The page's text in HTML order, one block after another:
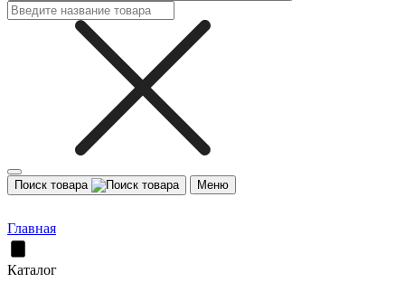
Поиск товара Меню
Главная
Каталог